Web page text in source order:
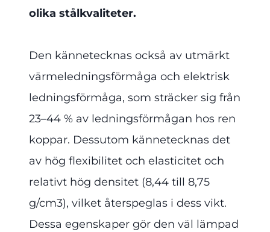
olika stålkvaliteter.
Den kännetecknas också av utmärkt
värmeledningsförmåga och elektrisk
ledningsförmåga, som sträcker sig från
23–44 % av ledningsförmågan hos ren
koppar. Dessutom kännetecknas det
av hög flexibilitet och elasticitet och
relativt hög densitet (8,44 till 8,75
g/cm3), vilket återspeglas i dess vikt.
Dessa egenskaper gör den väl lämpad